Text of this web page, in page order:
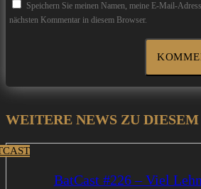
Speichern Sie meinen Namen, meine E-Mail-
nächsten Kommentar in diesem Browser.
WEITERE NEWS ZU
BatCast #226 – Viel